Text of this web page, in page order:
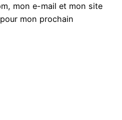
mon e-mail et mon site
mon prochain